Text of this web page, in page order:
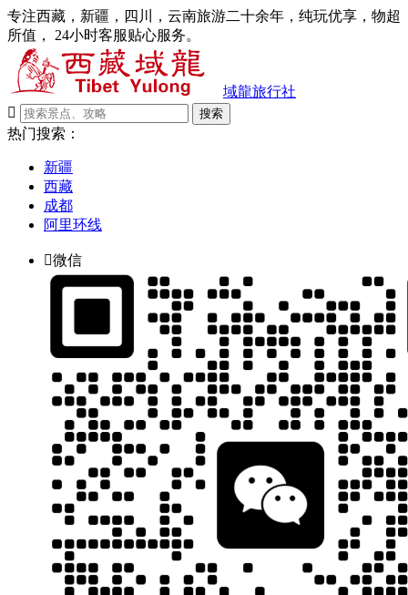
专注西藏，新疆，四川，云南旅游二十余年，纯玩优享，物超
所值， 24小时客服贴心服务。
域龍旅行社

搜索
热门搜索：
新疆
西藏
成都
阿里环线
微信